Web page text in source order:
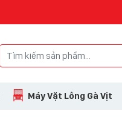
Máy Vặt Lông Gà Vịt